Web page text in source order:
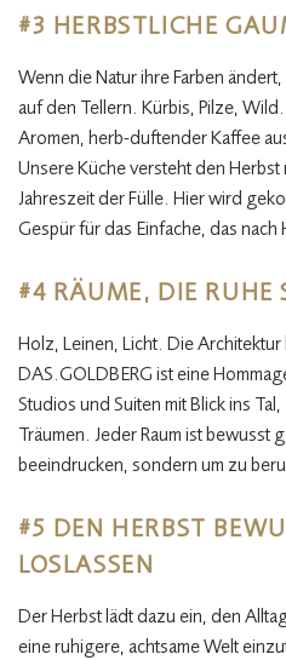
#3 HERBSTLICHE
Wenn die Natur ihre Farben
auf den Tellern. Kürbis, Pilze,
Aromen, herb-duftender Kaffee
Unsere Küche versteht den
Jahreszeit der Fülle. Hier wird
Gespür für das Einfache, das nach
#4 RÄUME, DIE RUHE
Holz, Leinen, Licht. Die Architektur
DAS.GOLDBERG ist eine
Studios und Suiten mit Blick ins
Träumen. Jeder Raum ist bewusst
beeindrucken, sondern um zu
#5 DEN HERBST
LOSLASSEN
Der Herbst lädt dazu ein, den
eine ruhigere, achtsame Welt